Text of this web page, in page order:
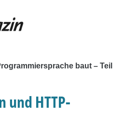
baut – Teil
und HTTP-